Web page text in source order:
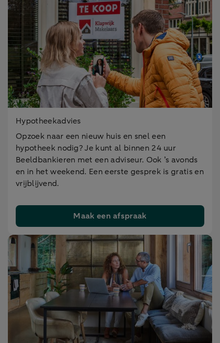
Hypotheekadvies
Opzoek naar een nieuw huis en snel een
hypotheek nodig? Je kunt al binnen 24 uur
Beeldbankieren met een adviseur. Ook ’s avonds
en in het weekend. Een eerste gesprek is gratis en
vrijblijvend.
Maak een afspraak